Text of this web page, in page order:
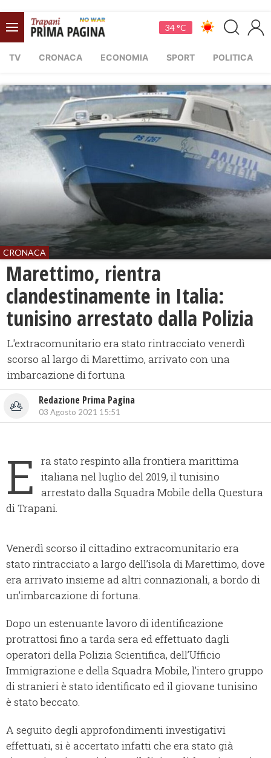
34 °C
TV CRONACA ECONOMIA SPORT POLITICA
CRONACA
Marettimo, rientra
clandestinamente in Italia:
tunisino arrestato dalla Polizia
L'extracomunitario era stato rintracciato venerdì
scorso al largo di Marettimo, arrivato con una
imbarcazione di fortuna
Redazione Prima Pagina
03 Agosto 2021 15:51
E
ra stato respinto alla frontiera marittima
italiana nel luglio del 2019, il tunisino
arrestato dalla Squadra Mobile della Questura
di Trapani.
Venerdì scorso il cittadino extracomunitario era
stato rintracciato a largo dell’isola di Marettimo, dove
era arrivato insieme ad altri connazionali, a bordo di
un’imbarcazione di fortuna.
Dopo un estenuante lavoro di identificazione
protrattosi fino a tarda sera ed effettuato dagli
operatori della Polizia Scientifica, dell’Ufficio
Immigrazione e della Squadra Mobile, l’intero gruppo
di stranieri è stato identificato ed il giovane tunisino
è stato beccato.
A seguito degli approfondimenti investigativi
effettuati, si è accertato infatti che era stato già